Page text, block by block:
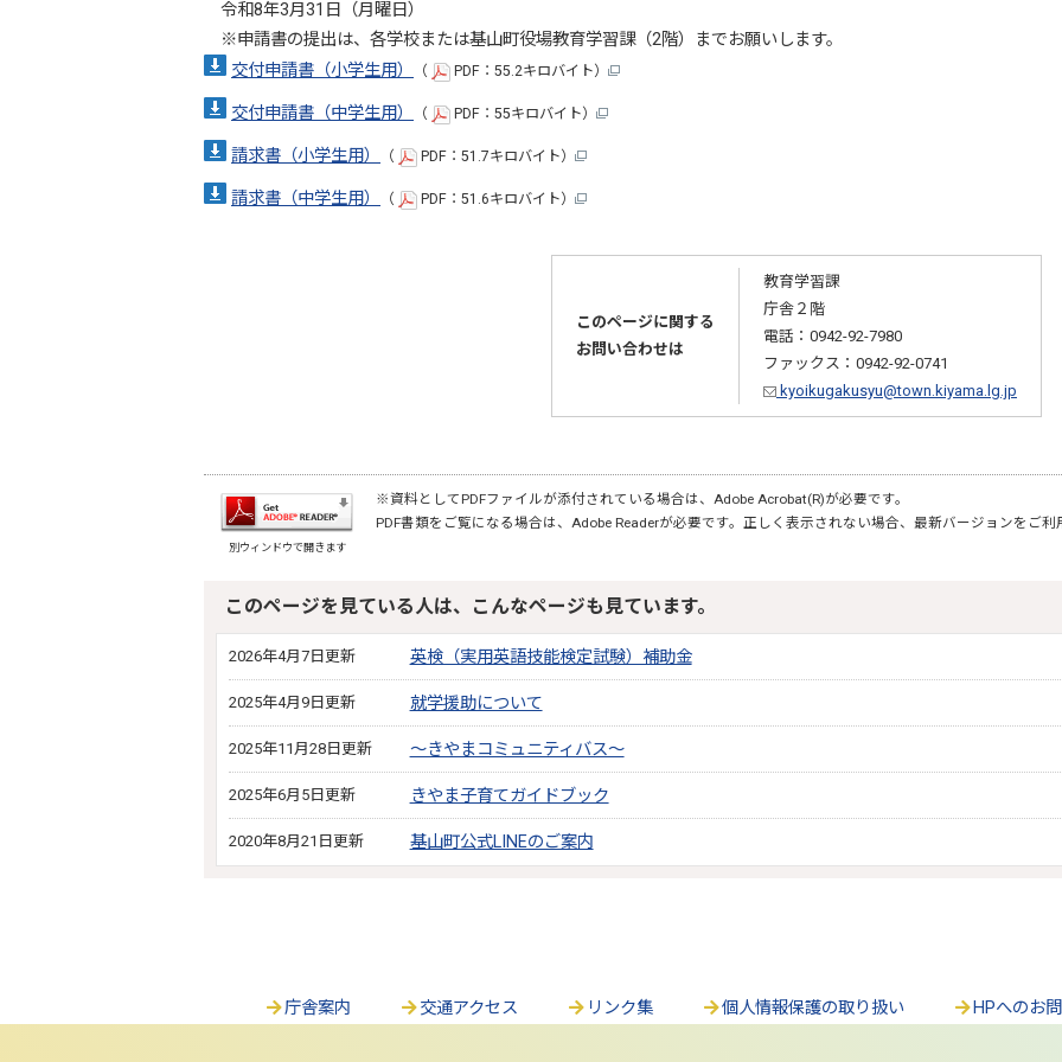
令和8年3月31日（月曜日）
※申請書の提出は、各学校または基山町役場教育学習課（2階）までお願いします。
交付申請書（小学生用）
（ PDF：55.2キロバイト）
交付申請書（中学生用） （ PDF：55キロバイト）
請求書（小学生用） （ PDF：51.7キロバイト）
請求書（中学生用） （ PDF：51.6キロバイト）
このページに関する
お問い合わせは
教育学習課
庁舎２階
電話：0942-92-7980
ファックス：0942-92-0741
kyoikugakusyu@town.kiyama.lg.jp
別ウィンドウで開きます
※資料としてPDFファイルが添付されている場合は、Adobe Acrobat(R)が必要です。
PDF書類をご覧になる場合は、Adobe Readerが必要です。正しく表示されない場合、最新バージョンをご利
このページを見ている人は、こんなページも見ています。
2026年4月7日更新 英検（実用英語技能検定試験）補助金
2025年4月9日更新 就学援助について
2025年11月28日更新 ～きやまコミュニティバス～
2025年6月5日更新 きやま子育てガイドブック
2020年8月21日更新 基山町公式LINEのご案内
庁舎案内 交通アクセス リンク集 個人情報保護の取り扱い HPへのお